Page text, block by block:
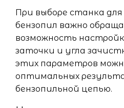
При выборе станка
бензопил важно
возможность
заточки и угла
этих параметров
оптимальных
бензопильной цепью.